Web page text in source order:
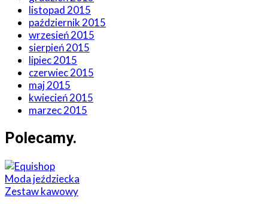
listopad 2015
październik 2015
wrzesień 2015
sierpień 2015
lipiec 2015
czerwiec 2015
maj 2015
kwiecień 2015
marzec 2015
Polecamy.
Moda jeździecka
Zestaw kawowy